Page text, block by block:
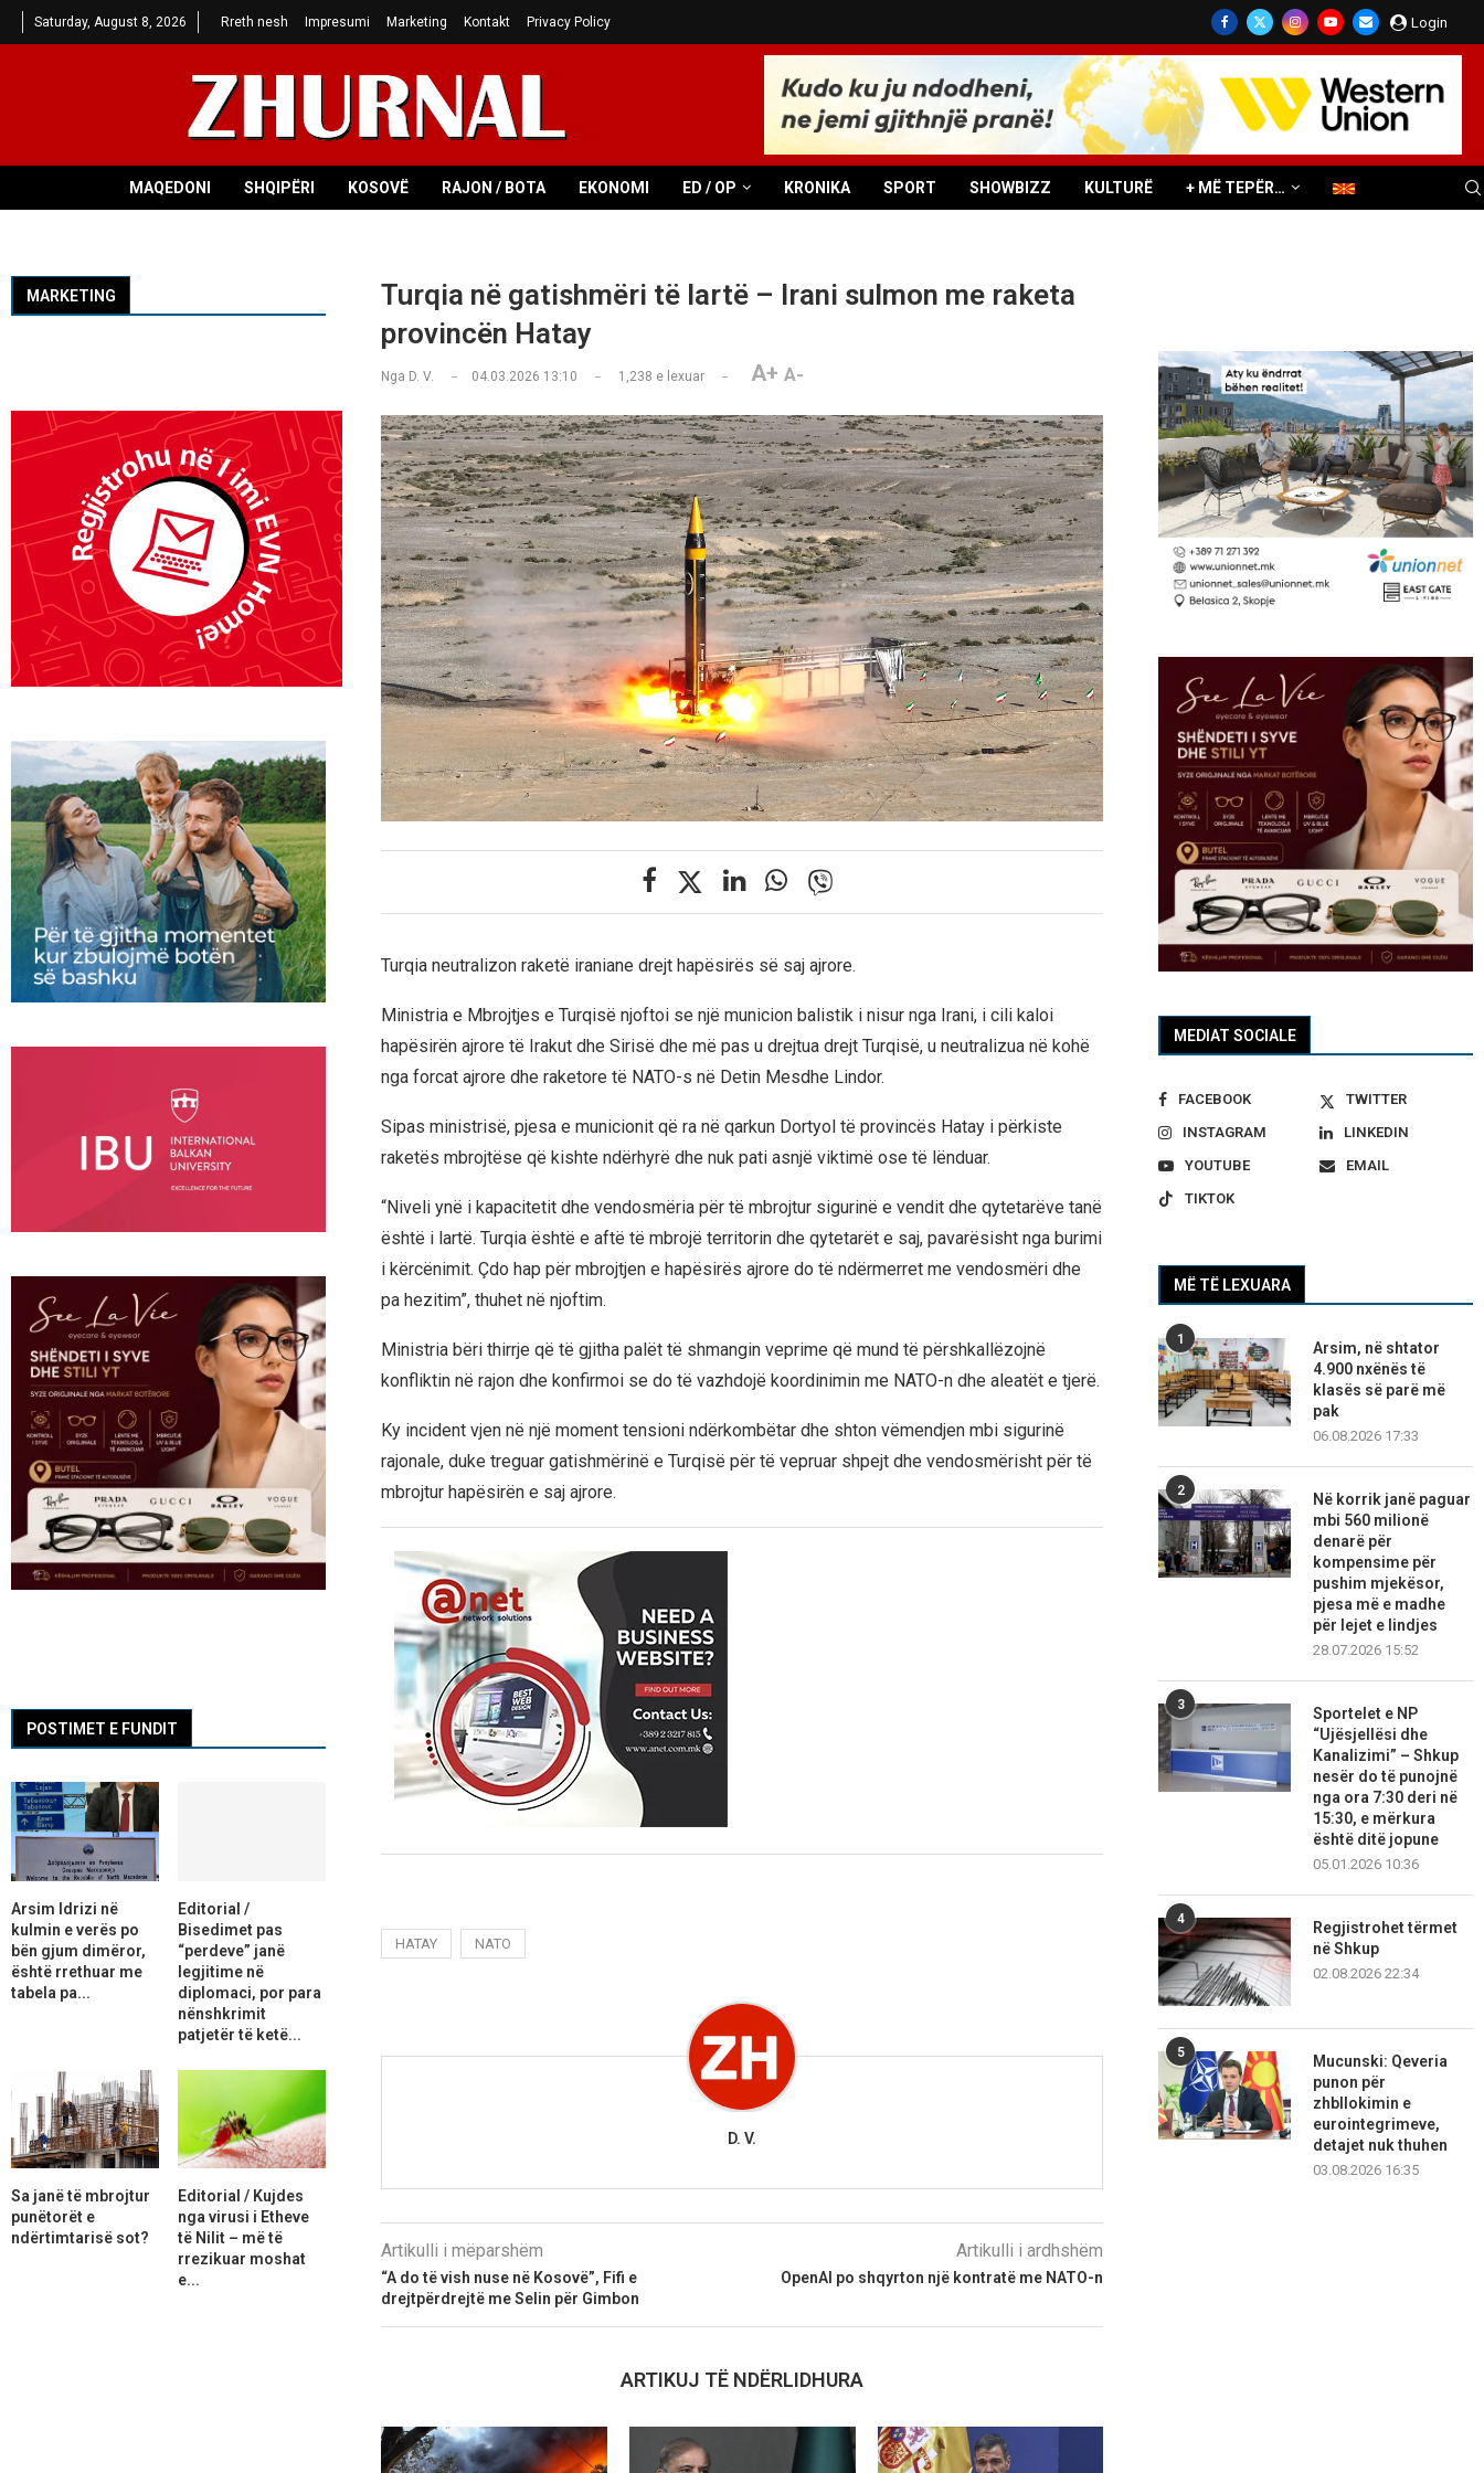
Saturday, August 8, 2026 Rreth nesh Impresumi Marketing Kontakt Privacy Policy Login
MAQEDONI SHQIPËRI KOSOVË RAJON / BOTA EKONOMI ED / OP KRONIKA SPORT SHOWBIZZ KULTURË + MË TEPËR…
Turqia në gatishmëri të lartë – Irani sulmon me raketa
provincën Hatay
Nga D. V. 04.03.2026 13:10 1,238 e lexuar A+ A-
Turqia neutralizon raketë iraniane drejt hapësirës së saj ajrore.
Ministria e Mbrojtjes e Turqisë njoftoi se një municion balistik i nisur nga Irani, i cili kaloi
hapësirën ajrore të Irakut dhe Sirisë dhe më pas u drejtua drejt Turqisë, u neutralizua në kohë
nga forcat ajrore dhe raketore të NATO-s në Detin Mesdhe Lindor.
Sipas ministrisë, pjesa e municionit që ra në qarkun Dortyol të provincës Hatay i përkiste
raketës mbrojtëse që kishte ndërhyrë dhe nuk pati asnjë viktimë ose të lënduar.
“Niveli ynë i kapacitetit dhe vendosmëria për të mbrojtur sigurinë e vendit dhe qytetarëve tanë
është i lartë. Turqia është e aftë të mbrojë territorin dhe qytetarët e saj, pavarësisht nga burimi
i kërcënimit. Çdo hap për mbrojtjen e hapësirës ajrore do të ndërmerret me vendosmëri dhe
pa hezitim”, thuhet në njoftim.
Ministria bëri thirrje që të gjitha palët të shmangin veprime që mund të përshkallëzojnë
konfliktin në rajon dhe konfirmoi se do të vazhdojë koordinimin me NATO-n dhe aleatët e tjerë.
Ky incident vjen në një moment tensioni ndërkombëtar dhe shton vëmendjen mbi sigurinë
rajonale, duke treguar gatishmërinë e Turqisë për të vepruar shpejt dhe vendosmërisht për të
mbrojtur hapësirën e saj ajrore.
HATAY NATO
D. V.
Artikulli i mëparshëm
“A do të vish nuse në Kosovë”, Fifi e
drejtpërdrejtë me Selin për Gimbon
Artikulli i ardhshëm
OpenAI po shqyrton një kontratë me NATO-n
ARTIKUJ TË NDËRLIDHURA
MEDIAT SOCIALE
FACEBOOK
TWITTER
INSTAGRAM
LINKEDIN
YOUTUBE
EMAIL
TIKTOK
MË TË LEXUARA
1
Arsim, në shtator
4.900 nxënës të
klasës së parë më
pak
06.08.2026 17:33
2
Në korrik janë paguar
mbi 560 milionë
denarë për
kompensime për
pushim mjekësor,
pjesa më e madhe
për lejet e lindjes
28.07.2026 15:52
3
Sportelet e NP
“Ujësjellësi dhe
Kanalizimi” – Shkup
nesër do të punojnë
nga ora 7:30 deri në
15:30, e mërkura
është ditë jopune
05.01.2026 10:36
4
Regjistrohet tërmet
në Shkup
02.08.2026 22:34
5
Mucunski: Qeveria
punon për
zhbllokimin e
eurointegrimeve,
detajet nuk thuhen
03.08.2026 16:35
MARKETING
POSTIMET E FUNDIT
Arsim Idrizi në
kulmin e verës po
bën gjum dimëror,
është rrethuar me
tabela pa...
Editorial /
Bisedimet pas
“perdeve” janë
legjitime në
diplomaci, por para
nënshkrimit
patjetër të ketë...
Sa janë të mbrojtur
punëtorët e
ndërtimtarisë sot?
Editorial / Kujdes
nga virusi i Etheve
të Nilit – më të
rrezikuar moshat
e...